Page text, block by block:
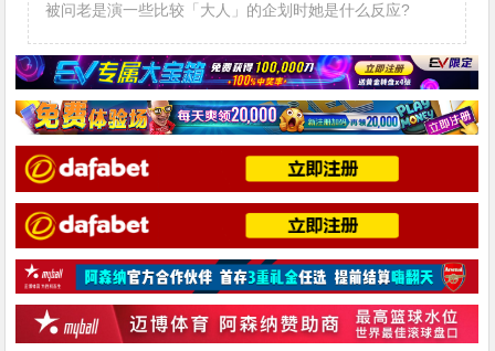
被问老是演一些比较「大人」的企划时她是什么反应?